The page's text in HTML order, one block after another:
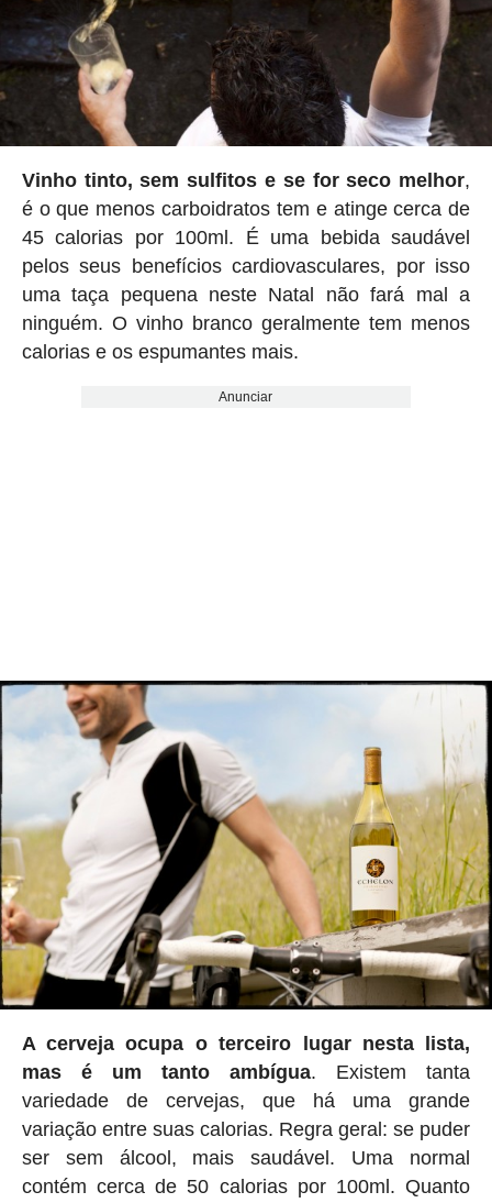
Vinho tinto, sem sulfitos e se for seco melhor,
é o que menos carboidratos tem e atinge cerca de
45 calorias por 100ml. É uma bebida saudável
pelos seus benefícios cardiovasculares, por isso
uma taça pequena neste Natal não fará mal a
ninguém. O vinho branco geralmente tem menos
calorias e os espumantes mais.
Anunciar
A cerveja ocupa o terceiro lugar nesta lista,
mas é um tanto ambígua. Existem tanta
variedade de cervejas, que há uma grande
variação entre suas calorias. Regra geral: se puder
ser sem álcool, mais saudável. Uma normal
contém cerca de 50 calorias por 100ml. Quanto